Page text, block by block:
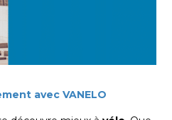
avec VANELO